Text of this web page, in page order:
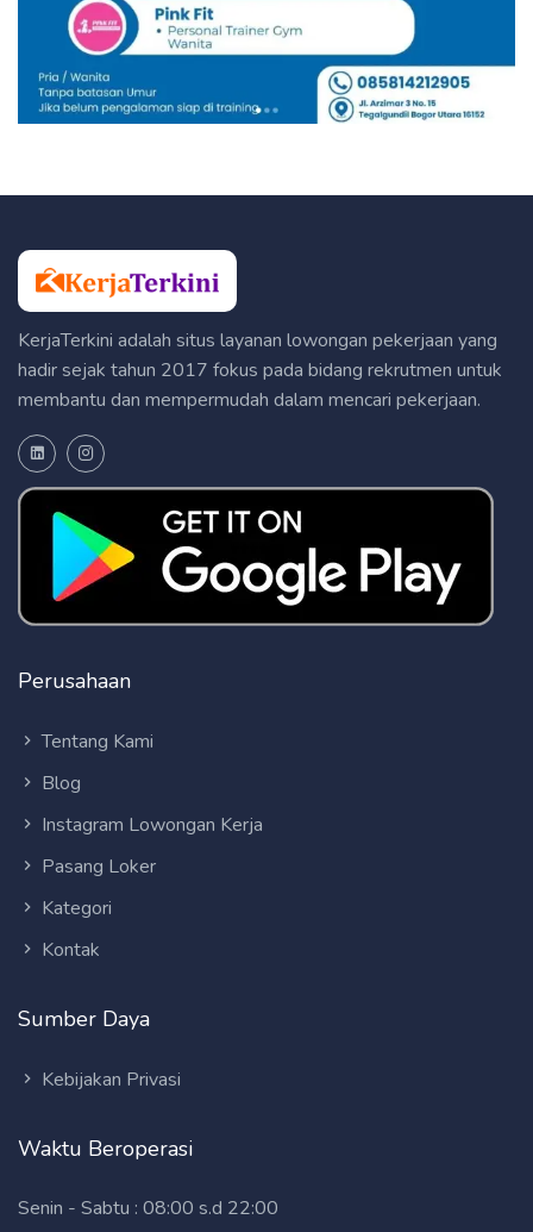
KerjaTerkini adalah situs layanan lowongan pekerjaan yang
hadir sejak tahun 2017 fokus pada bidang rekrutmen untuk
membantu dan mempermudah dalam mencari pekerjaan.
Perusahaan
Tentang Kami
Blog
Instagram Lowongan Kerja
Pasang Loker
Kategori
Kontak
Sumber Daya
Kebijakan Privasi
Waktu Beroperasi
Senin - Sabtu : 08:00 s.d 22:00